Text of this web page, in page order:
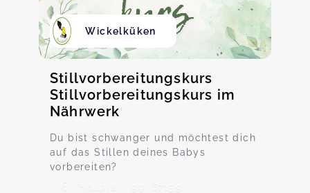
Wickelküken
Stillvorbereitungskurs
Stillvorbereitungskurs im
Nährwerk
Du bist schwanger und möchtest dich
auf das Stillen deines Babys
vorbereiten?
Hauptstr. 99, 67159